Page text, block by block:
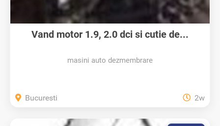
Vand motor 1.9, 2.0 dci si cutie de...
masini auto dezmembrare
Bucuresti 2w